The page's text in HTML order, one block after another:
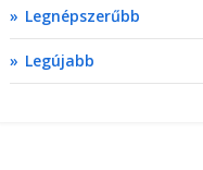
Legnépszerűbb
Legújabb